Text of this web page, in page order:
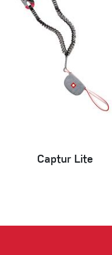
Captur Lite